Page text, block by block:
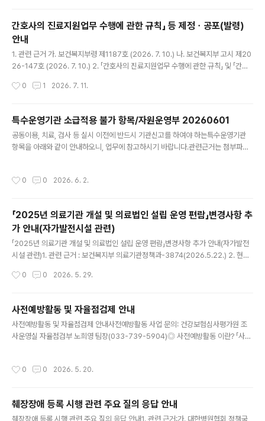
폐업에따른 환자 연계 관련유권해석재활의료기관 휴·폐업, 긴박한경영상 이유로 정
상 입원진료가 곤란한 경우환자 연계 관련유권해석해석내용재활환자가 재활의료기
관에 입원 중 해당의료기관의 휴·폐업 발생으로 타재활의료..
간호사의 진료지원업무 수행에 관한 규칙」 등 제정ㆍ공포(발령)
안내
1. 관련 근거 가. 보건복지부령 제1187호 (2026. 7. 10.) 나. 보건복지부 고시 제20
26-147호 (2026. 7. 10.) 2. 「간호사의 진료지원업무 수행에 관한 규칙」 및 「간호
합니다. ○ 간호사의 진료지원업무 수행에 관한 규칙 - 진료지원업무 수행 대상 의료
내용 규정 (제4조) - 진료지원전담간호사 교육과정 규정 (교육 내용 및 방식, 운영기
관 등) (제6조~제8조) - 의료기관 내 관리체계 규정 (운영위원회 설치, 직무기술서
작성, 공동서명시스템 구축 등) (제10조~제12조) - 대상 기관의 의료기..
0 1 2026. 7. 11.
특수운영기관 소급적용 불가 항목/자원운영부 20260601
공동이용, 치료, 검사 등 실시 이전에 반드시 기관신고를 하여야 하는특수운영기관
항목을 아래와 같이 안내하오니, 업무에 참고하시기 바랍니다.관련근거는 첨부파일
기관 4. 수면다원검사 실시기관 5. 인공와우 실시기관 6. 일차의료 만성질환관리 실
====================== 소급적용 불가 항목 관련근거 >개방병원및 참
여병·의원,공동이용기관◎ 보건복지부 고시 제..
0 0 2026. 6. 2.
「2025년 의료기관 개설 및 의료법인 설립 운영 편람」변경사항 추
가 안내(자가발전시설 관련)
「2025년 의료기관 개설 및 의료법인 설립 운영 편람」변경사항 추가 안내(자가발전
시설 관련)1. 관련 근거 : 보건복지부 의료기관정책과-3874(2026.5.22.) 2. 현행
및 운영 기준 관련 내용이 아래와 같이 보완되어 안내하오니 업무에 참고하시기 바랍
수정되는 부분만 발췌하여 안내 ○ (변경사항) 편람 49~50p. 자가발전시설 설치 및
운영기준 관련 내용 보완 - 무정전 전원공급장치(UPS)로 자가발전시설 대체 불가
관련 지자체 개설 허가 시 유권해석 및 감사원 감사 지적 사항 추가 붙임: 1. 자가발전
시설..
0 0 2026. 5. 29.
사전예방활동 및 자율점검제 안내
사전예방활동 및 자율점검제 안내사전예방활동 사업 문의: 건강보험심사평가원 조
사운영실 자율점검부 노희영 팀장(033-739-5904)◎ 사전예방활동 이란? 「사전
사업입니다. ◎ 사전예방활동 추진 목적 ∨ 급여기준 이해부족 등 단순착오로 인해
요양기관 부담 완화 ◎ 사전예방활동 운영 절차 착오 다발생 항목 선정 후 급여기준
및 청구현황 등을 의약단체·심평원이 공동으로 요양기관에 교육 및 안내..
0 0 2026. 5. 20.
췌장장애 등록 시행 관련 주요 질의 응답 안내
췌장장애 등록 시행 관련 주요 질의 응답 안내1. 관련 근거:가. 대한병원협회 정책국